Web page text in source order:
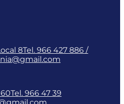
8Tel. 966 427 886 /
Tel. 966 47 39